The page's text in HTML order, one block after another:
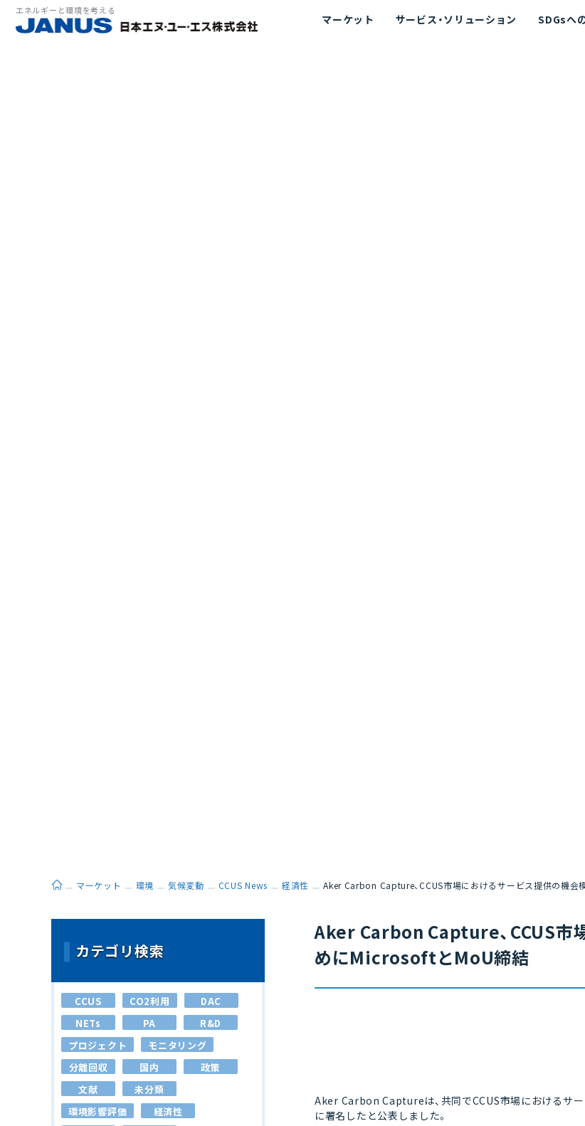
エネルギーと環境を考える
マーケット サービス・ソリューション SDGsへ
ホームマーケット 環境 気候変動 CCUS News 経済性 Aker Carbon Capture、CCUS市場におけるサービス提供の機
Aker Carbon Capture、CCUS市
めにMicrosoftとMoU締結
Aker Carbon Captureは、共同でCCUS市場におけるサ
に署名したと公表しました。
カテゴリ検索
CCUS CO2利用
DAC
NETs
PA
R&D
プロジェクト
モニタリング
分離回収
国内
政策
文献
未分類
環境影響評価
経済性